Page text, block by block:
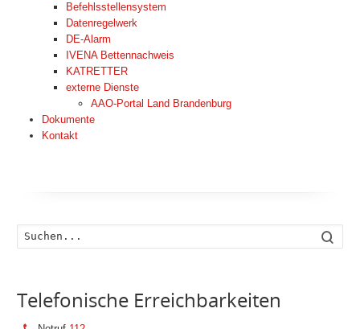
Befehlsstellensystem
Datenregelwerk
DE-Alarm
IVENA Bettennachweis
KATRETTER
externe Dienste
AAO-Portal Land Brandenburg
Dokumente
Kontakt
Telefonische Erreichbarkeiten